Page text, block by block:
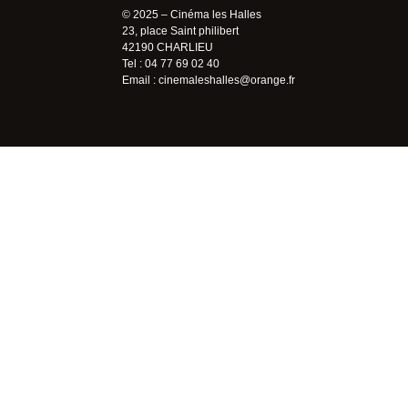
© 2025 – Cinéma les Halles
23, place Saint philibert
42190 CHARLIEU
Tel : 04 77 69 02 40
Email :cinemaleshalles@orange.fr